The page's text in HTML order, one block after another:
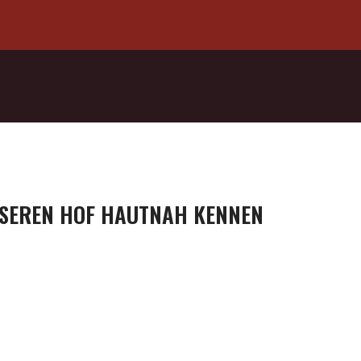
HOF HAUTNAH KENNEN